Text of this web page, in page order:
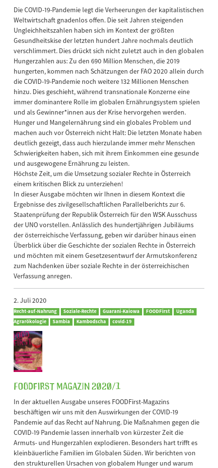
Die COVID-19-Pandemie legt die Verheerungen der kapitalistischen
Weltwirtschaft gnadenlos offen. Die seit Jahren steigenden
Ungleichheitszahlen haben sich im Kontext der größten
Gesundheitskise der letzten hundert Jahre nochmals deutlich
verschlimmert. Dies drückt sich nicht zuletzt auch in den globalen
Hungerzahlen aus: Zu den 690 Million Menschen, die 2019
hungerten, kommen nach Schätzungen der FAO 2020 allein durch
die COVID-19-Pandemie noch weitere 132 Millionen Menschen
hinzu. Dies geschieht, während transnationale Konzerne eine
immer dominantere Rolle im globalen Ernährungsystem spielen
und als Gewinner*innen aus der Krise hervorgehen werden.
Hunger und Mangelernährung sind ein globales Problem und
machen auch vor Österreich nicht Halt: Die letzten Monate haben
deutlich gezeigt, dass auch hierzulande immer mehr Menschen
Schwierigkeiten haben, sich mit ihrem Einkommen eine gesunde
und ausgewogene Ernährung zu leisten.
Höchste Zeit, um die Umsetzung sozialer Rechte in Österreich
einem kritischen Blick zu unterziehen!
In dieser Ausgabe möchten wir Ihnen in diesem Kontext die
Ergebnisse des zivilgesellschaftlichen Parallelberichts zur 6.
Staatenprüfung der Republik Österreich für den WSK Ausschuss
der UNO vorstellen. Anlässlich des hundertjährigen Jubiläums
der österreichische Verfassung, geben wir darüber hinaus einen
Überblick über die Geschichte der sozialen Rechte in Österreich
und möchten mit einem Gesetzesentwurf der Armutskonferenz
zum Nachdenken über soziale Rechte in der österreichischen
Verfassung anregen.
2. Juli 2020
Recht-auf-Nahrung Soziale-Rechte Guarani-Kaiowa FOODFirst
Uganda
Agrarökologie
Sambia Kambodscha covid-19
FOODFirst Magazin 2020/1
In der aktuellen Ausgabe unseres FOODFirst-Magazins
beschäftigen wir uns mit den Auswirkungen der COVID-19
Pandemie auf das Recht auf Nahrung. Die Maßnahmen gegen die
COVID-19 Pandemie lassen innerhalb von kürzester Zeit die
Armuts- und Hungerzahlen explodieren. Besonders hart trifft es
kleinbäuerliche Familien im Globalen Süden. Wir berichten von
den strukturellen Ursachen von globalem Hunger und warum